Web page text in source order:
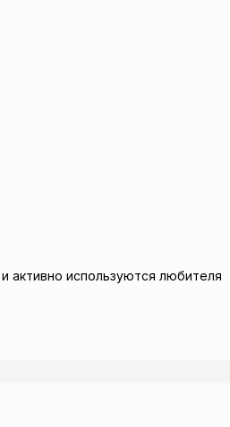
активно используются любителя